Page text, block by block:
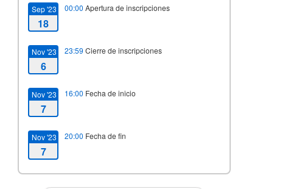
Sep '23
18
00:00 Apertura de inscripciones
Nov '23
6
23:59 Cierre de inscripciones
Nov '23
7
16:00 Fecha de inicio
Nov '23
7
20:00 Fecha de fin